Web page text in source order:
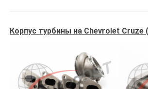
Корпус турбины на Chevrolet Cruze